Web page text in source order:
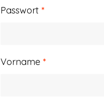
Passwort *Erforderlich
Vorname *